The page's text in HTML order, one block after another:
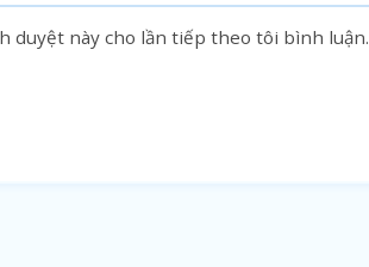
duyệt này cho lần tiếp theo tôi bình luận.